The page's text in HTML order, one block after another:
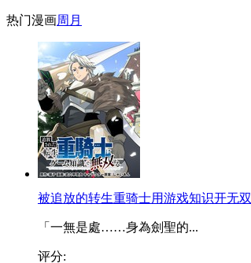
热门漫画周 月
被追放的转生重骑士用游戏知识开无双
「一無是處……身為劍聖的...
评分: